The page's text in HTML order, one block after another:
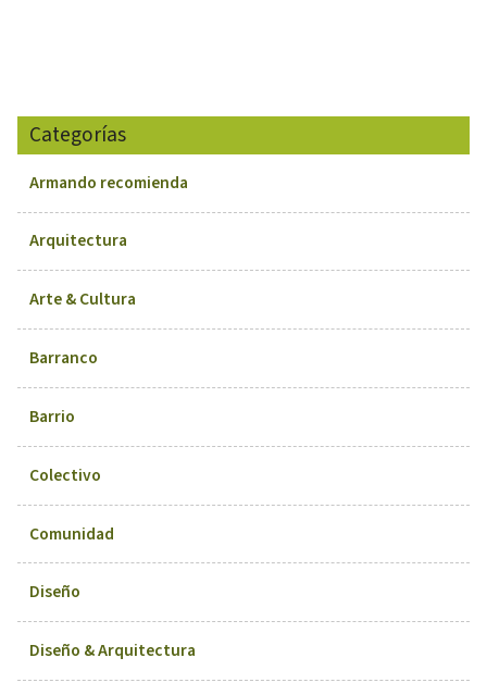
Categorías
Armando recomienda
Arquitectura
Arte & Cultura
Barranco
Barrio
Colectivo
Comunidad
Diseño
Diseño & Arquitectura